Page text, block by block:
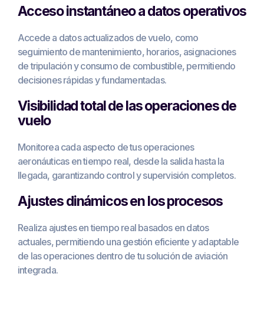
Acceso instantáneo a datos operativos
Accede a datos actualizados de vuelo, como
seguimiento de mantenimiento, horarios, asignaciones
de tripulación y consumo de combustible, permitiendo
decisiones rápidas y fundamentadas.
Visibilidad total de las operaciones de
vuelo
Monitorea cada aspecto de tus operaciones
aeronáuticas en tiempo real, desde la salida hasta la
llegada, garantizando control y supervisión completos.
Ajustes dinámicos en los procesos
Realiza ajustes en tiempo real basados en datos
actuales, permitiendo una gestión eficiente y adaptable
de las operaciones dentro de tu solución de aviación
integrada.